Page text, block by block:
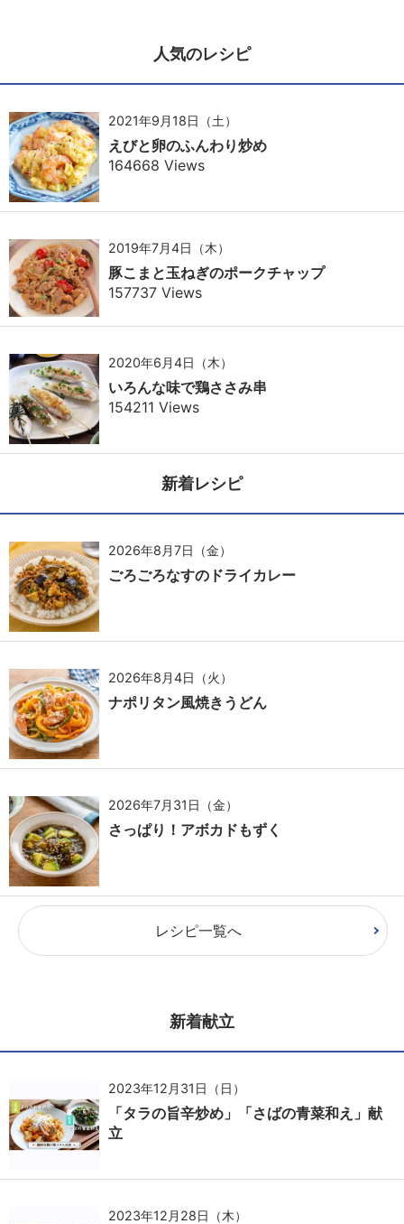
人気のレシピ
2021年9月18日（土）
えびと卵のふんわり炒め
164668 Views
2019年7月4日（木）
豚こまと玉ねぎのポークチャップ
157737 Views
2020年6月4日（木）
いろんな味で鶏ささみ串
154211 Views
新着レシピ
2026年8月7日（金）
ごろごろなすのドライカレー
2026年8月4日（火）
ナポリタン風焼きうどん
2026年7月31日（金）
さっぱり！アボカドもずく
レシピ一覧へ
新着献立
2023年12月31日（日）
「タラの旨辛炒め」「さばの青菜和え」献
立
2023年12月28日（木）